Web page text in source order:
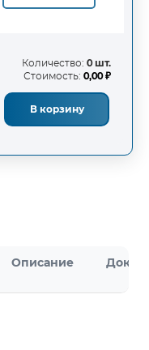
Количество: 0 шт.
Стоимость: 0,00 ₽
В корзину
Описание